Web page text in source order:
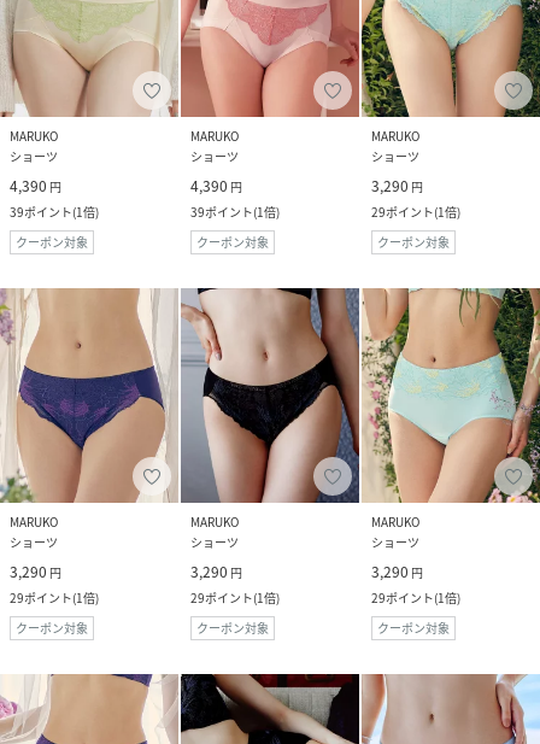
MARUKO
ショーツ
4,390 円
39ポイント(1倍)
クーポン対象
MARUKO
ショーツ
4,390 円
39ポイント(1倍)
クーポン対象
MARUKO
ショーツ
3,290 円
29ポイント(1倍)
クーポン対象
MARUKO
ショーツ
3,290 円
29ポイント(1倍)
クーポン対象
MARUKO
ショーツ
3,290 円
29ポイント(1倍)
クーポン対象
MARUKO
ショーツ
3,290 円
29ポイント(1倍)
クーポン対象